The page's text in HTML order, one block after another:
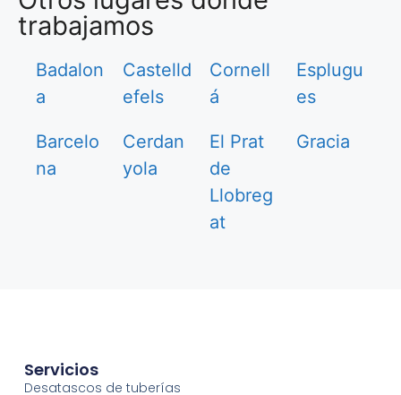
trabajamos
Badalon
a
Barcelo
na
Castelld
efels
Cerdan
yola
Cornell
á
El Prat
de
Llobreg
at
Esplugu
es
Gracia
Servicios
Desatascos de tuberías